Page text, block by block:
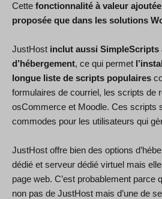
Cette fonctionnalité à valeur
proposée que dans les solutions
JustHost inclut aussi SimpleScripts
d’hébergement, ce qui permet
longue liste de scripts populaires
formulaires de courriel, les scripts de
osCommerce et Moodle. Ces scripts
commodes pour les utilisateurs qui
JustHost offre bien des options
dédié et serveur dédié virtuel mais
page web. C’est probablement parce
non pas de JustHost mais d’une de